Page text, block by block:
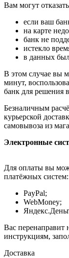
Вам могут
если ваш
на карте
банк не
истекло
в данных
В этом случае вы
минут,
банк для решения
Безналичным
курьерской
самовывоза из
Электронные
Для оплаты вы
платёжных систем:
PayPal;
WebMoney;
Вас перенаправит
инструкциям,
Доставка